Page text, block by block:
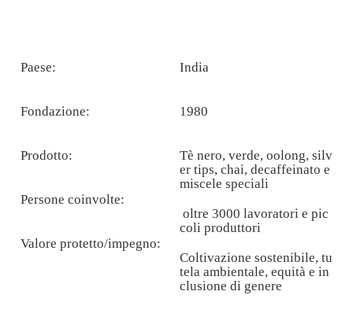
Paese:
Fondazione:
Prodotto:
Persone coinvolte:
Valore protetto/impegno:
India
1980
Tè nero, verde, oolong, silv
er tips, chai, decaffeinato e
miscele speciali
oltre 3000 lavoratori e pic
coli produttori
Coltivazione sostenibile, tu
tela ambientale, equità e in
clusione di genere